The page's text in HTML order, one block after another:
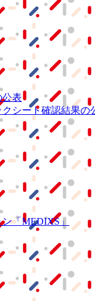
公表
シート確認結果の
ン「MEDIXS」